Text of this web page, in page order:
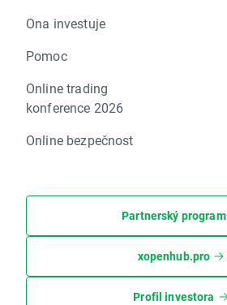
Ona investuje
Pomoc
Online trading
konference 2026
Online bezpečnost
Partnerský program
xopenhub.pro
Profil investora